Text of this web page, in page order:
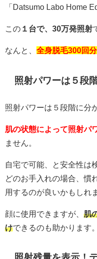
「Datsumo Labo Home
この １台で、30万発照射
なんと、 全身脱毛300回分
照射パワーは５段
照射パワーは５段階に分
肌の状態によって照射パ
ません。
自宅で可能、と安全性は
どのお手入れの場合、慣
用するのが良いかもしれ
顔に使用できますが、 肌
けできるのも助かります。